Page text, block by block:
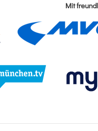
Mit